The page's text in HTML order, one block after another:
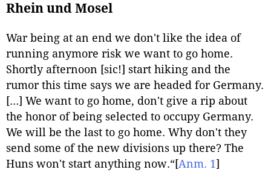
Rhein und Mosel
War being at an end we don't like the idea of
running anymore risk we want to go home.
Shortly afternoon [sic!] start hiking and the
rumor this time says we are headed for Germany.
[…] We want to go home, don't give a rip about
the honor of being selected to occupy Germany.
We will be the last to go home. Why don't they
send some of the new divisions up there? The
Huns won't start anything now.“[Anm. 1]